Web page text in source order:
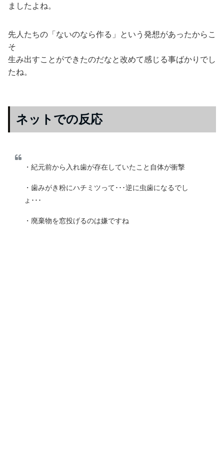
ましたよね。
先人たちの「ないのなら作る」という発想があったからこ
そ
生み出すことができたのだなと改めて感じる事ばかりでし
たね。
ネットでの反応
・紀元前から入れ歯が存在していたこと自体が衝撃
・歯みがき粉にハチミツって･･･逆に虫歯になるでし
ょ･･･
・廃棄物を窓投げるのは嫌ですね